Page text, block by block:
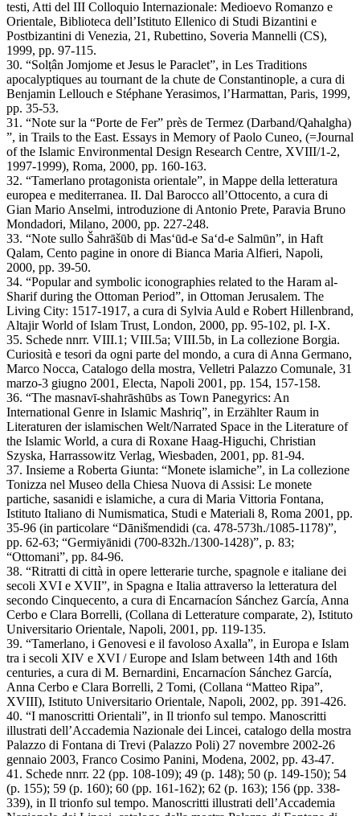
testi, Atti del III Colloquio Internazionale: Medioevo Romanzo e
Orientale, Biblioteca dell’Istituto Ellenico di Studi Bizantini e
Postbizantini di Venezia, 21, Rubettino, Soveria Mannelli (CS),
1999, pp. 97-115.
30. “Solṭân Jomjome et Jesus le Paraclet”, in Les Traditions
apocalyptiques au tournant de la chute de Constantinople, a cura di
Benjamin Lellouch e Stéphane Yerasimos, l’Harmattan, Paris, 1999,
pp. 35-53.
31. “Note sur la “Porte de Fer” près de Termez (Darband/Qahalgha)
”, in Trails to the East. Essays in Memory of Paolo Cuneo, (=Journal
of the Islamic Environmental Design Research Centre, XVIII/1-2,
1997-1999), Roma, 2000, pp. 160-163.
32. “Tamerlano protagonista orientale”, in Mappe della letteratura
europea e mediterranea. II. Dal Barocco all’Ottocento, a cura di
Gian Mario Anselmi, introduzione di Antonio Prete, Paravia Bruno
Mondadori, Milano, 2000, pp. 227-248.
33. “Note sullo Šahrāšūb di Mas‘ūd-e Sa‘d-e Salmūn”, in Haft
Qalam, Cento pagine in onore di Bianca Maria Alfieri, Napoli,
2000, pp. 39-50.
34. “Popular and symbolic iconographies related to the Haram al-
Sharif during the Ottoman Period”, in Ottoman Jerusalem. The
Living City: 1517-1917, a cura di Sylvia Auld e Robert Hillenbrand,
Altajir World of Islam Trust, London, 2000, pp. 95-102, pl. I-X.
35. Schede nnrr. VIII.1; VIII.5a; VIII.5b, in La collezione Borgia.
Curiosità e tesori da ogni parte del mondo, a cura di Anna Germano,
Marco Nocca, Catalogo della mostra, Velletri Palazzo Comunale, 31
marzo-3 giugno 2001, Electa, Napoli 2001, pp. 154, 157-158.
36. “The masnavī-shahrāshūbs as Town Panegyrics: An
International Genre in Islamic Mashriq”, in Erzählter Raum in
Literaturen der islamischen Welt/Narrated Space in the Literature of
the Islamic World, a cura di Roxane Haag-Higuchi, Christian
Szyska, Harrassowitz Verlag, Wiesbaden, 2001, pp. 81-94.
37. Insieme a Roberta Giunta: “Monete islamiche”, in La collezione
Tonizza nel Museo della Chiesa Nuova di Assisi: Le monete
partiche, sasanidi e islamiche, a cura di Maria Vittoria Fontana,
Istituto Italiano di Numismatica, Studi e Materiali 8, Roma 2001, pp.
35-96 (in particolare “Dānišmendidi (ca. 478-573h./1085-1178)”,
pp. 62-63; “Germiyānidi (700-832h./1300-1428)”, p. 83;
“Ottomani”, pp. 84-96.
38. “Ritratti di città in opere letterarie turche, spagnole e italiane dei
secoli XVI e XVII”, in Spagna e Italia attraverso la letteratura del
secondo Cinquecento, a cura di Encarnacíon Sánchez García, Anna
Cerbo e Clara Borrelli, (Collana di Letterature comparate, 2), Istituto
Universitario Orientale, Napoli, 2001, pp. 119-135.
39. “Tamerlano, i Genovesi e il favoloso Axalla”, in Europa e Islam
tra i secoli XIV e XVI / Europe and Islam between 14th and 16th
centuries, a cura di M. Bernardini, Encarnacíon Sánchez García,
Anna Cerbo e Clara Borrelli, 2 Tomi, (Collana “Matteo Ripa”,
XVIII), Istituto Universitario Orientale, Napoli, 2002, pp. 391-426.
40. “I manoscritti Orientali”, in Il trionfo sul tempo. Manoscritti
illustrati dell’Accademia Nazionale dei Lincei, catalogo della mostra
Palazzo di Fontana di Trevi (Palazzo Poli) 27 novembre 2002-26
gennaio 2003, Franco Cosimo Panini, Modena, 2002, pp. 43-47.
41. Schede nnrr. 22 (pp. 108-109); 49 (p. 148); 50 (p. 149-150); 54
(p. 155); 59 (p. 160); 60 (pp. 161-162); 62 (p. 163); 156 (pp. 338-
339), in Il trionfo sul tempo. Manoscritti illustrati dell’Accademia